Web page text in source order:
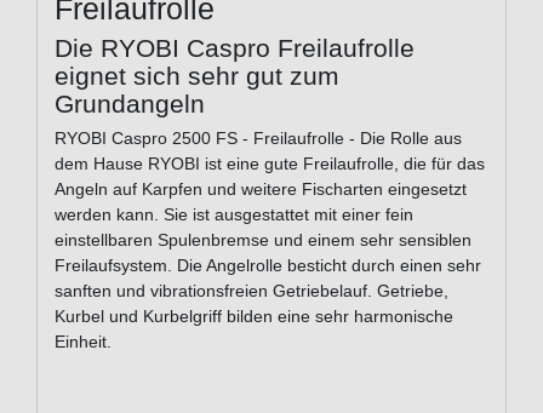
Freilaufrolle
Die RYOBI Caspro Freilaufrolle
eignet sich sehr gut zum
Grundangeln
RYOBI Caspro 2500 FS - Freilaufrolle - Die Rolle aus
dem Hause RYOBI ist eine gute Freilaufrolle, die für das
Angeln auf Karpfen und weitere Fischarten eingesetzt
werden kann. Sie ist ausgestattet mit einer fein
einstellbaren Spulenbremse und einem sehr sensiblen
Freilaufsystem. Die Angelrolle besticht durch einen sehr
sanften und vibrationsfreien Getriebelauf. Getriebe,
Kurbel und Kurbelgriff bilden eine sehr harmonische
Einheit.